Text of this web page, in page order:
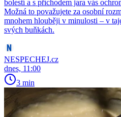
bolestí a s příchodem jara vás
Možná to považujete za osobní
mnohem hlouběji v minulosti – v
svých buňkách.
NESPECHEJ.cz
dnes, 11:00
3 min